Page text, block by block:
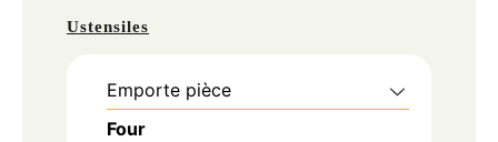
Ustensiles
Emporte pièce
Four